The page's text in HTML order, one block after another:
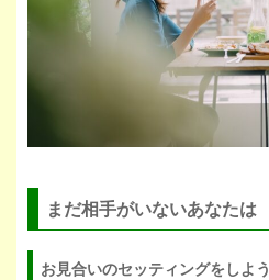
まだ相手がいないあなたは
お見合いのセッティングをしよう